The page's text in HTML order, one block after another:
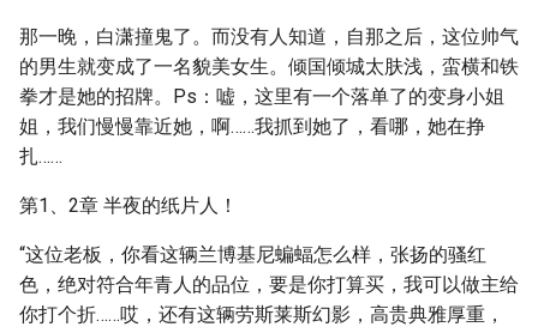
那一晚，白潇撞鬼了。而没有人知道，自那之后，这位帅气
的男生就变成了一名貌美女生。倾国倾城太肤浅，蛮横和铁
拳才是她的招牌。Ps：嘘，这里有一个落单了的变身小姐
姐，我们慢慢靠近她，啊……我抓到她了，看哪，她在挣
扎……
第1、2章 半夜的纸片人！
“这位老板，你看这辆兰博基尼蝙蝠怎么样，张扬的骚红
色，绝对符合年青人的品位，要是你打算买，我可以做主给
你打个折……哎，还有这辆劳斯莱斯幻影，高贵典雅厚重，